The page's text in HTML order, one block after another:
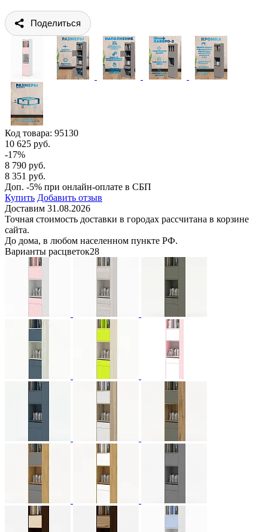
Поделиться
Код товара: 95130
10 625 руб.
-17%
8 790 руб.
8 351 руб.
Доп. -5% при онлайн-оплате в СБП
Купить Добавить отзыв
Доставим 31.08.2026
Точная стоимость доставки в городах рассчитана в корзине
сайта.
До дома, в любом населенном пункте РФ.
Варианты расцветок28